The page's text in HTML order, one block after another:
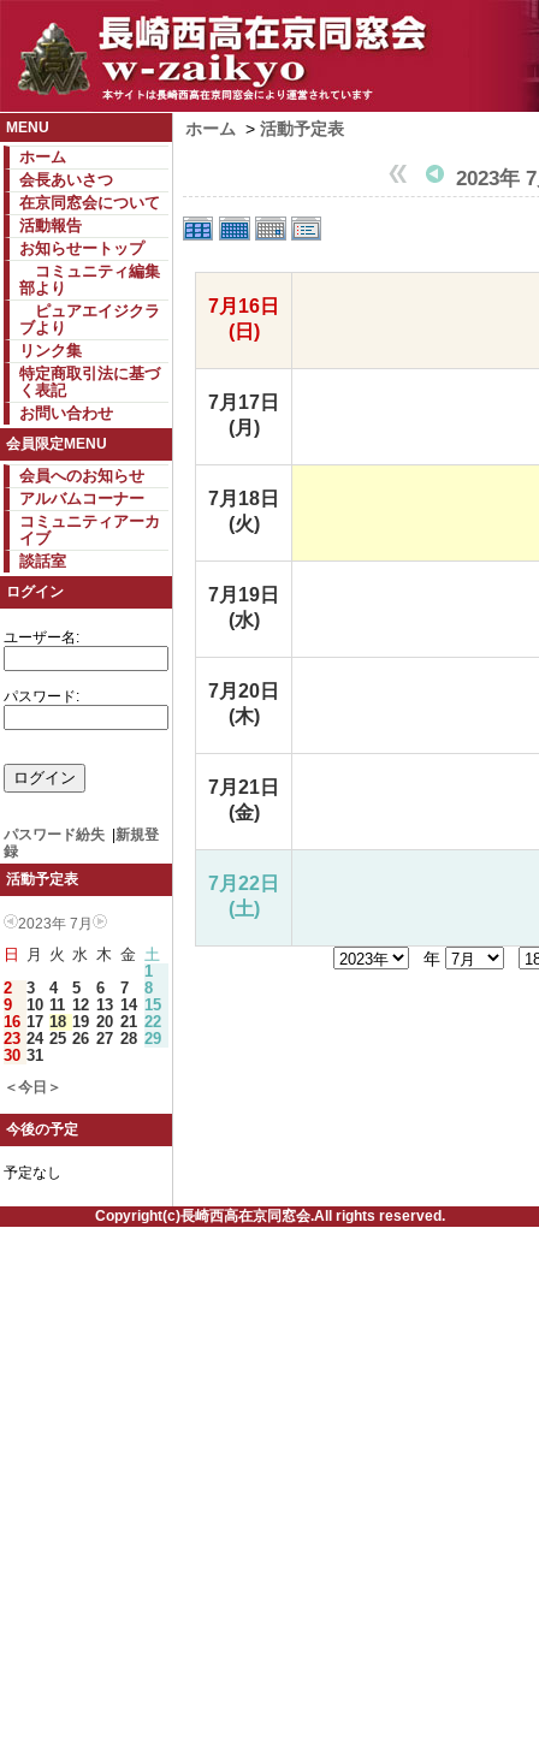
MENU
ホーム
会長あいさつ
在京同窓会について
活動報告
お知らせートップ
コミュニティ編集
部より
ピュアエイジクラ
ブより
リンク集
特定商取引法に基づ
く表記
お問い合わせ
会員限定MENU
会員へのお知らせ
アルバムコーナー
コミュニティアーカ
イブ
談話室
ログイン
ユーザー名:
パスワード:
パスワード紛失
新規登
録
活動予定表
2023年 7月
日 月 火 水 木 金 土
1
2
3 4 5 6 7
8
9
10 11 12 13 14 15
16 17 18 19 20 21 22
23 24 25 26 27 28 29
30 31
＜今日＞
今後の予定
予定なし
ホーム > 活動予定表
2023年
7月16日
(日)
7月17日
(月)
7月18日
(火)
7月19日
(水)
7月20日
(木)
7月21日
(金)
7月22日
(土)
年
Copyright(c)長崎西高在京同窓会.All rights reserved.